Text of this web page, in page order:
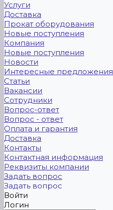
Услуги
Доставка
Прокат оборудования
Новые поступления
Компания
Новые поступления
Новости
Интересные предложения
Статьи
Вакансии
Сотрудники
Вопрос-ответ
Вопрос - ответ
Оплата и гарантия
Доставка
Контакты
Контактная информация
Реквизиты компании
Задать вопрос
Задать вопрос
Войти
Логин